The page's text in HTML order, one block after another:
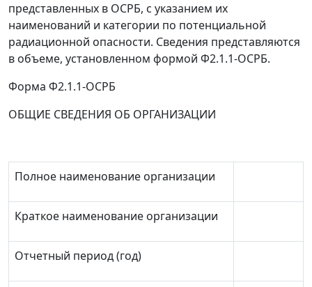
представленных в ОСРБ, с указанием их
наименований и категории по потенциальной
радиационной опасности. Сведения представляются
в объеме, установленном формой Ф2.1.1-ОСРБ.
Форма Ф2.1.1-ОСРБ
ОБЩИЕ СВЕДЕНИЯ ОБ ОРГАНИЗАЦИИ
Полное наименование организации
Краткое наименование организации
Отчетный период (год)